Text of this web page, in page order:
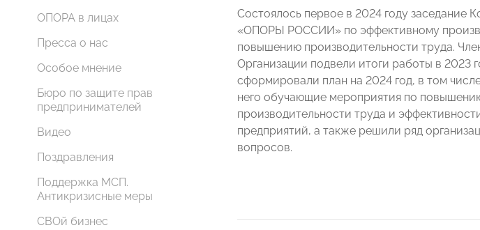
ОПОРА в лицах
Пресса о нас
Особое мнение
Бюро по защите прав
предпринимателей
Видео
Поздравления
Поддержка МСП.
Антикризисные меры
СВОй бизнес
Состоялось первое в 2024 году заседание
«ОПОРЫ РОССИИ» по эффективному
повышению производительности труда.
Организации подвели итоги работы в 2023
сформировали план на 2024 год, в том
него обучающие мероприятия по
производительности труда и
предприятий, а также решили ряд
вопросов.